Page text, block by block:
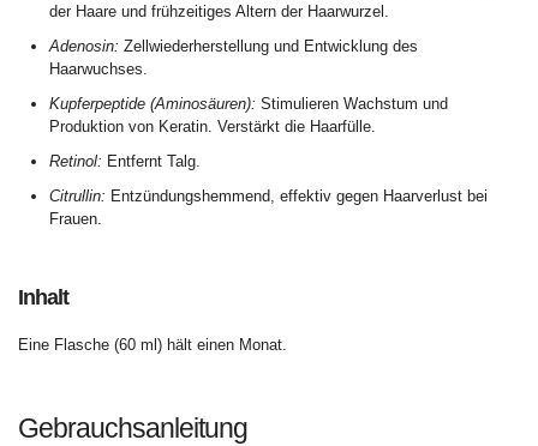
der Haare und frühzeitiges Altern der Haarwurzel.
Adenosin: Zellwiederherstellung und Entwicklung des
Haarwuchses.
Kupferpeptide (Aminosäuren): Stimulieren Wachstum und
Produktion von Keratin. Verstärkt die Haarfülle.
Retinol: Entfernt Talg.
Citrullin: Entzündungshemmend, effektiv gegen Haarverlust bei
Frauen.
Inhalt
Eine Flasche (60 ml) hält einen Monat.
Gebrauchsanleitung